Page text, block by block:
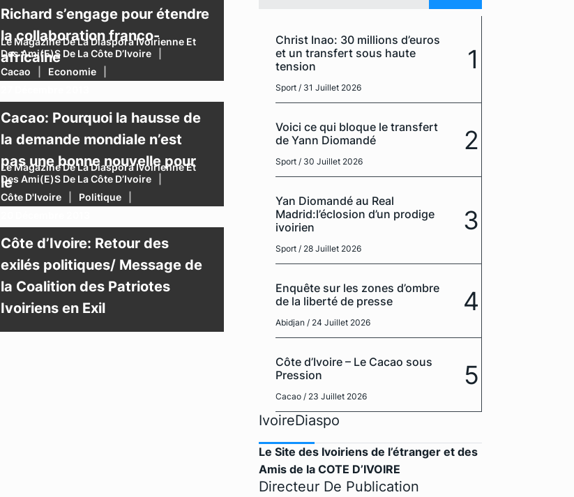
Richard s’engage pour étendre
la collaboration franco-
africaine
Le Magazine De La Diaspora Ivoirienne Et
Des Ami(e)s De La Côte D’Ivoire
Cacao
Economie
Cacao: Pourquoi la hausse de
la demande mondiale n’est
pas une bonne nouvelle pour
le
Le Magazine De La Diaspora Ivoirienne Et
Des Ami(e)s De La Côte D’Ivoire
Côte D'Ivoire
Politique
Côte d’Ivoire: Retour des
exilés politiques/ Message de
la Coalition des Patriotes
Ivoiriens en Exil
Christ Inao: 30 millions d’euros
et un transfert sous haute
tension
Sport / 31 Juillet 2026
1
Voici ce qui bloque le transfert
de Yann Diomandé
Sport / 30 Juillet 2026
2
Yan Diomandé au Real
Madrid:l’éclosion d’un prodige
ivoirien
Sport / 28 Juillet 2026
3
Enquête sur les zones d’ombre
de la liberté de presse
Abidjan / 24 Juillet 2026
4
Côte d’Ivoire – Le Cacao sous
Pression
Cacao / 23 Juillet 2026
5
IvoireDiaspo
Le Site des Ivoiriens de l’étranger et des
Amis de la COTE D’IVOIRE
Directeur De Publication